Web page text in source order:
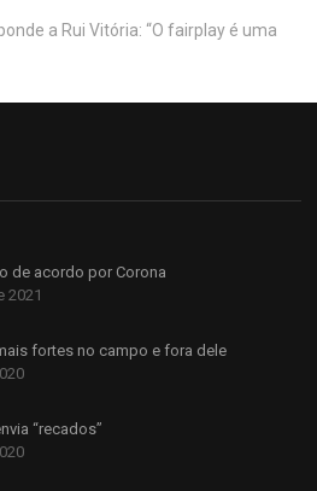
a Rui Vitória: “O fairplay é uma
de acordo por Corona
2021
fortes no campo e fora dele
“recados”